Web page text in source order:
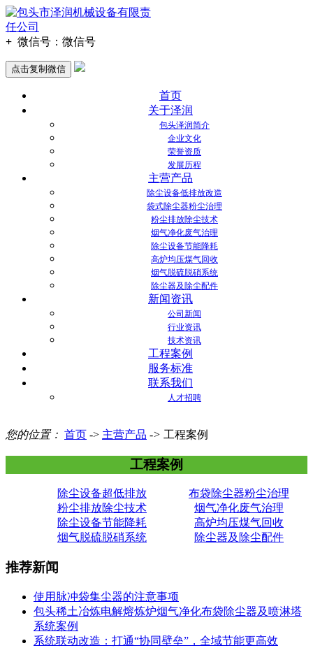
+ 微信号： 微信号
点击复制微信
首页
关于泽润
包头泽润简介
企业文化
荣誉资质
发展历程
主营产品
除尘设备低排放改造
袋式除尘器粉尘治理
粉尘排放除尘技术
烟气净化废气治理
除尘设备节能降耗
高炉均压煤气回收
烟气脱硫脱硝系统
除尘器及除尘配件
新闻资讯
公司新闻
行业资讯
技术资讯
工程案例
服务标准
联系我们
人才招聘
您的位置： 首页 -> 主营产品 -> 工程案例
工程案例
除尘设备超低排放
布袋除尘器粉尘治理
粉尘排放除尘技术
烟气净化废气治理
除尘设备节能降耗
高炉均压煤气回收
烟气脱硫脱硝系统
除尘器及除尘配件
推荐新闻
使用脉冲袋集尘器的注意事项
包头稀土冶炼电解熔炼炉烟气净化布袋除尘器及喷淋塔
系统案例
系统联动改造：打通“协同壁垒”，全域节能更高效